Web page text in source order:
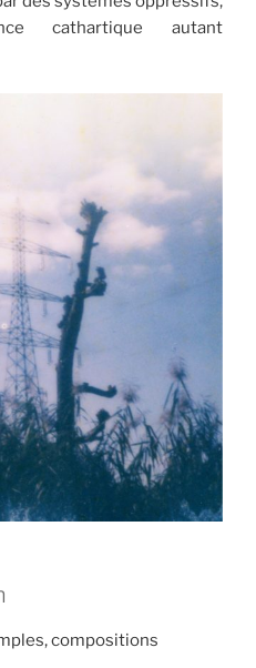
cathartique autant
compositions